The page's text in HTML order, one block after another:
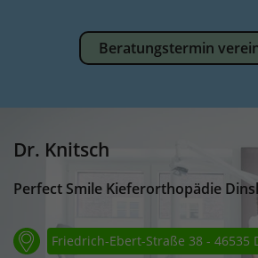
Beratungstermin
Dr. Knitsch
Perfect Smile Kieferorthopädie
Friedrich-Ebert-Straße 38 - 46535